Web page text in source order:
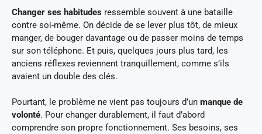
Changer ses habitudes ressemble souvent à une bataille
contre soi-même. On décide de se lever plus tôt, de mieux
manger, de bouger davantage ou de passer moins de temps
sur son téléphone. Et puis, quelques jours plus tard, les
anciens réflexes reviennent tranquillement, comme s’ils
avaient un double des clés.
Pourtant, le problème ne vient pas toujours d’un manque de
volonté. Pour changer durablement, il faut d’abord
comprendre son propre fonctionnement. Ses besoins, ses